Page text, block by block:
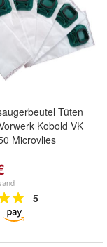
Tüten
Kobold VK
Microvlies
5